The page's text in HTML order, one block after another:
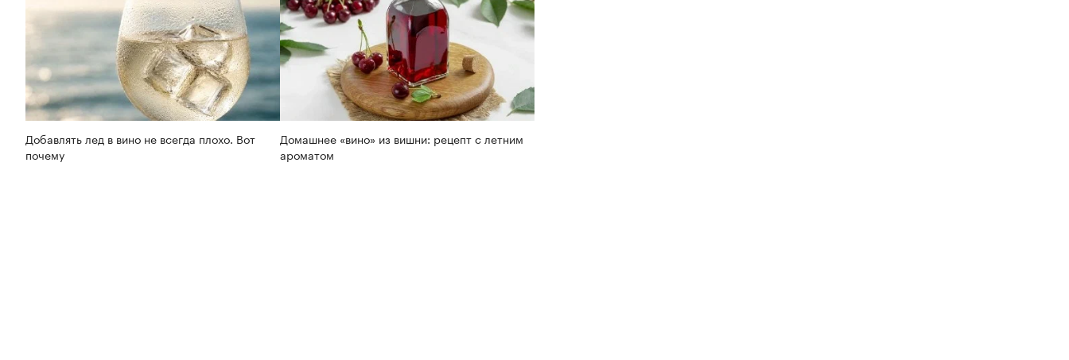
Добавлять лед в вино не всегда плохо. Вот
почему
Домашнее «вино» из вишни: рецепт с летним
ароматом